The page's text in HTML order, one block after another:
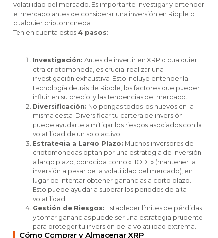
volatilidad del mercado. Es importante investigar y entender
el mercado antes de considerar una inversión en Ripple o
cualquier criptomoneda.
Ten en cuenta estos 4 pasos:
Investigación: Antes de invertir en XRP o cualquier
otra criptomoneda, es crucial realizar una
investigación exhaustiva. Esto incluye entender la
tecnología detrás de Ripple, los factores que pueden
influir en su precio, y las tendencias del mercado.
Diversificación: No pongas todos los huevos en la
misma cesta. Diversificar tu cartera de inversión
puede ayudarte a mitigar los riesgos asociados con la
volatilidad de un solo activo.
Estrategia a Largo Plazo: Muchos inversores de
criptomonedas optan por una estrategia de inversión
a largo plazo, conocida como «HODL» (mantener la
inversión a pesar de la volatilidad del mercado), en
lugar de intentar obtener ganancias a corto plazo.
Esto puede ayudar a superar los periodos de alta
volatilidad.
Gestión de Riesgos: Establecer límites de pérdidas
y tomar ganancias puede ser una estrategia prudente
para proteger tu inversión de la volatilidad extrema.
Cómo Comprar y Almacenar XRP